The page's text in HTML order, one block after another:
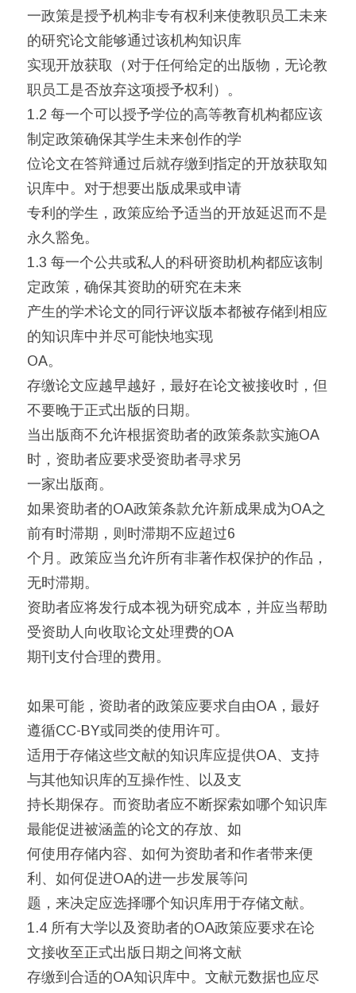
一政策是授予机构非专有权利来使教职员工未来
的研究论文能够通过该机构知识库
实现开放获取（对于任何给定的出版物，无论教
职员工是否放弃这项授予权利）。
1.2 每一个可以授予学位的高等教育机构都应该
制定政策确保其学生未来创作的学
位论文在答辩通过后就存缴到指定的开放获取知
识库中。对于想要出版成果或申请
专利的学生，政策应给予适当的开放延迟而不是
永久豁免。
1.3 每一个公共或私人的科研资助机构都应该制
定政策，确保其资助的研究在未来
产生的学术论文的同行评议版本都被存储到相应
的知识库中并尽可能快地实现
OA。
存缴论文应越早越好，最好在论文被接收时，但
不要晚于正式出版的日期。
当出版商不允许根据资助者的政策条款实施OA
时，资助者应要求受资助者寻求另
一家出版商。
如果资助者的OA政策条款允许新成果成为OA之
前有时滞期，则时滞期不应超过6
个月。政策应当允许所有非著作权保护的作品，
无时滞期。
资助者应将发行成本视为研究成本，并应当帮助
受资助人向收取论文处理费的OA
期刊支付合理的费用。
如果可能，资助者的政策应要求自由OA，最好
遵循CC-BY或同类的使用许可。
适用于存储这些文献的知识库应提供OA、支持
与其他知识库的互操作性、以及支
持长期保存。而资助者应不断探索如哪个知识库
最能促进被涵盖的论文的存放、如
何使用存储内容、如何为资助者和作者带来便
利、如何促进OA的进一步发展等问
题，来决定应选择哪个知识库用于存储文献。
1.4 所有大学以及资助者的OA政策应要求在论
文接收至正式出版日期之间将文献
存缴到合适的OA知识库中。文献元数据也应尽